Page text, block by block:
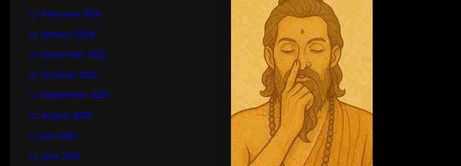
February 2026
January 2026
December 2025
October 2025
September 2025
August 2025
July 2025
June 2025